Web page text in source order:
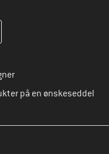
i næste trin din
på en ønskeseddel